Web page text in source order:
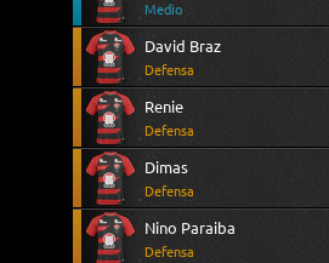
Medio
David Braz
Defensa
Renie
Defensa
Dimas
Defensa
Nino Paraiba
Defensa